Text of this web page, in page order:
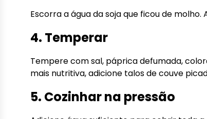
Escorra a água da soja que ficou de
4. Temperar
Tempere com sal, páprica defumada,
mais nutritiva, adicione talos de couve
5. Cozinhar na pressão